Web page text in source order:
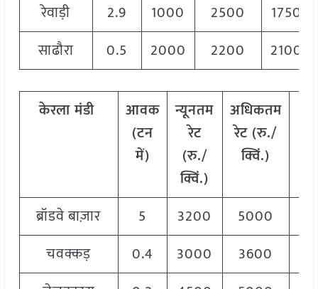
रेवाड़ी
2.9 1000 2500
1750
साढौरा
0.5 2000 2200 2100
केरलामंडी
आवक
(टन
में)
न्यूनतम
रेट
(रु./
क्विं.)
अधिकतम
रेट (रु./
क्विं.)
ब्रॉडवे बाज़ार
5 3200 5000
चवक्कड़
0.4 3000 3600